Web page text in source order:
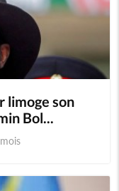
limoge son
Bol...